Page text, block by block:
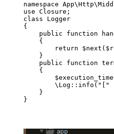
namespace
use Closure;
class Logger
{
public function
    {
return
    }
public function
    {
\Log::info("["
    }
}